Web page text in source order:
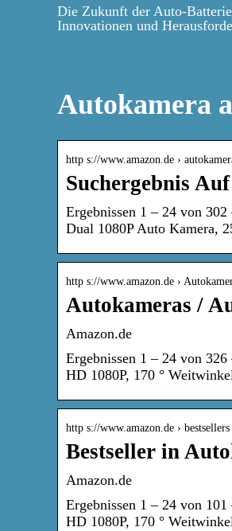
Die Zukunft der Auto-
Innovationen und
Autokamera
http s://www.amazon.de ›
Suchergebnis
Ergebnissen 1 – 24 von
Dual 1080P Auto Kamera,
http s://www.amazon.de ›
Autokameras /
Amazon.de
Ergebnissen 1 – 24 von
HD 1080P, 170 °
http s://www.amazon.de › bestsellers
Bestseller in
Amazon.de
Ergebnissen 1 – 24 von
HD 1080P, 170 °